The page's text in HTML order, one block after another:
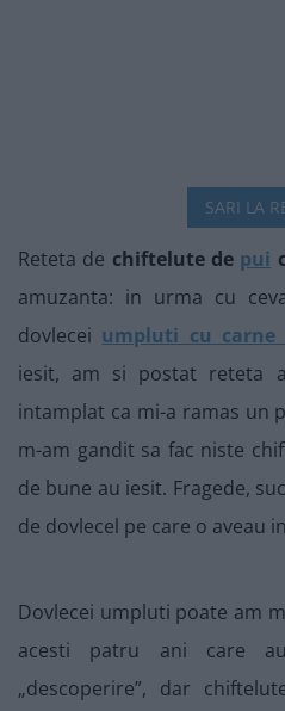
SARI LA
Reteta de chiftelute de pui
amuzanta: in urma cu
dovlecei umpluti cu carne
iesit, am si postat reteta
intamplat ca mi-a ramas un
m-am gandit sa fac niste
de bune au iesit. Fragede,
de dovlecel pe care o aveau
Dovlecei umpluti poate am
acesti patru ani care
„descoperire”, dar